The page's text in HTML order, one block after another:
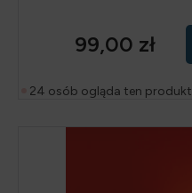
99,00 zł
24 osób ogląda ten produkt